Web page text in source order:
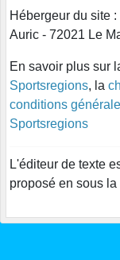
Hébergeur du site
Auric - 72021 Le
En savoir plus sur
Sportsregions, la
conditions
Sportsregions
L'éditeur de texte
proposé en sous la